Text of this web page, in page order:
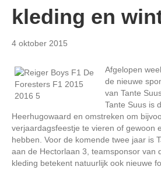
kleding en
4 oktober 2015
Afgelopen
de nieuwe
van Tante
Tante Suus is
Heerhugowaard en omstreken om
verjaardagsfeestje te vieren of gewoon
hebben. Voor de komende twee jaar is
aan de Hectorlaan 3, teamsponsor van
kleding betekent natuurlijk ook nieuwe